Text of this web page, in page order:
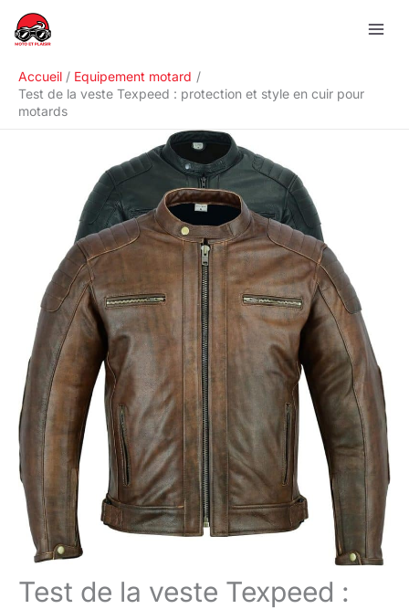
Accueil
Equipement motard
Test de la veste Texpeed : protection et style en cuir pour
motards
Test de la veste Texpeed :
R
e
h
e